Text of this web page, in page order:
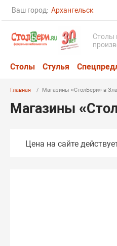
Ваш город: Архангельск
Столы
Столы Стулья
Главная Магазины «СтолБери» в
Магазины
Цена на сайте